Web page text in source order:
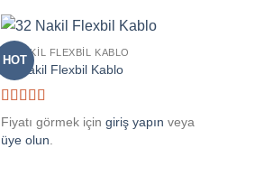
HOT
32 NAKIL FLEXBIL KABLO
32 Nakil Flexbil Kablo
5 üzerinden
5 oy aldı
Fiyatı görmek için giriş yapın veya
üye olun.